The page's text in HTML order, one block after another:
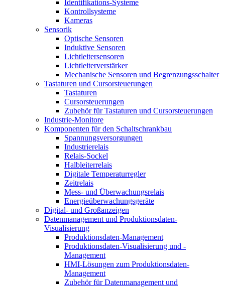
Identifikations-Systeme
Kontrollsysteme
Kameras
Sensorik
Optische Sensoren
Induktive Sensoren
Lichtleitersensoren
Lichtleiterverstärker
Mechanische Sensoren und Begrenzungsschalter
Tastaturen und Cursorsteuerungen
Tastaturen
Cursorsteuerungen
Zubehör für Tastaturen und Cursorsteuerungen
Industrie-Monitore
Komponenten für den Schaltschrankbau
Spannungsversorgungen
Industrierelais
Relais-Sockel
Halbleiterrelais
Digitale Temperaturregler
Zeitrelais
Mess- und Überwachungsrelais
Energieüberwachungsgeräte
Digital- und Großanzeigen
Datenmanagement und Produktionsdaten-
Visualisierung
Produktionsdaten-Management
Produktionsdaten-Visualisierung und -
Management
HMI-Lösungen zum Produktionsdaten-
Management
Zubehör für Datenmanagement und